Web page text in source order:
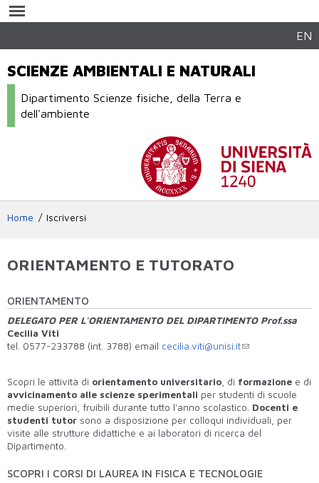
contenuto
EN
SCIENZE AMBIENTALI E NATURALI
Dipartimento Scienze fisiche, della Terra e
dell'ambiente
Home Iscriversi
ORIENTAMENTO E TUTORATO
ORIENTAMENTO
DELEGATO PER L'ORIENTAMENTO DEL DIPARTIMENTO Prof.ssa
Cecilia Viti
tel. 0577-233788 (int. 3788) email cecilia.viti@unisi.it
Scopri le attività di orientamento universitario , di formazione e di
avvicinamento alle scienze sperimentali per studenti di scuole
medie superiori, fruibili durante tutto l'anno scolastico. Docenti e
studenti tutor sono a disposizione per colloqui individuali, per
visite alle strutture didattiche e ai laboratori di ricerca del
Dipartimento.
SCOPRI I CORSI DI LAUREA IN FISICA E TECNOLOGIE